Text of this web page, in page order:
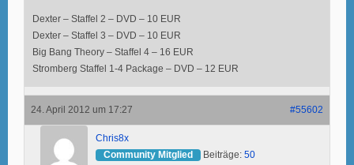
Dexter – Staffel 2 – DVD – 10 EUR
Dexter – Staffel 3 – DVD – 10 EUR
Big Bang Theory – Staffel 4 – 16 EUR
Stromberg Staffel 1-4 Package – DVD – 12 EUR
24. April 2012 um 17:27 #55602
Chris8x
Community Mitglied
Beiträge: 50